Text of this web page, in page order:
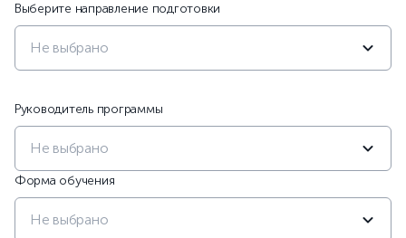
Выберите направление подготовки
Не выбрано
Руководитель программы
Не выбрано
Форма обучения
Не выбрано